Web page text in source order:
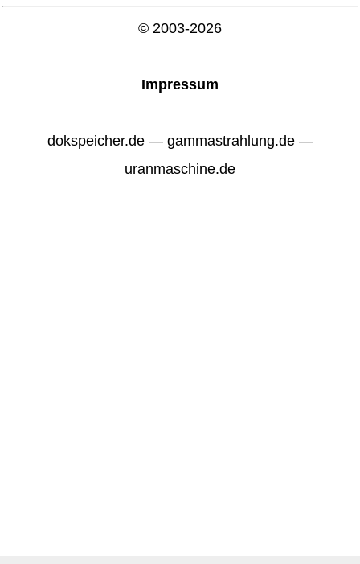
© 2003-2026
Impressum
dokspeicher.de — gammastrahlung.de —
uranmaschine.de